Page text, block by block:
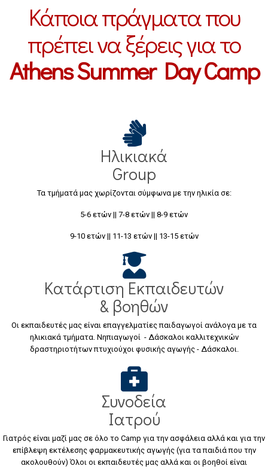
Κάποια πράγματα που
πρέπει να ξέρεις για το
Athens Summer Day Camp
Ηλικιακά
Group
Τα τμήματά μας χωρίζονται σύμφωνα με την ηλικία σε:
5-6 ετών || 7-8 ετών || 8-9 ετών
9-10 ετών || 11-13 ετών || 13-15 ετών
Κατάρτιση Εκπαιδευτών
& βοηθών
Οι εκπαιδευτές μας είναι επαγγελματίες παιδαγωγοί ανάλογα με τα
ηλικιακά τμήματα. Νηπιαγωγοί - Δάσκαλοι καλλιτεχνικών
δραστηριοτήτων πτυχιούχοι φυσικής αγωγής - Δάσκαλοι.
Συνοδεία
Ιατρού
Γιατρός είναι μαζί μας σε όλο το Camp για την ασφάλεια αλλά και για την
επίβλεψη εκτέλεσης φαρμακευτικής αγωγής (για τα παιδιά που την
ακολουθούν) Όλοι οι εκπαιδευτές μας αλλά και οι βοηθοί είναι